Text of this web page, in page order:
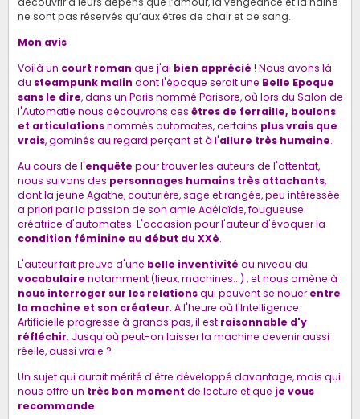
ne sont pas réservés qu’aux êtres de chair et de sang.
Mon avis
Voilà un court roman que j'ai bien apprécié ! Nous avons là
du steampunk malin dont l'époque serait une Belle Epoque
sans le dire, dans un Paris nommé Parisore, où lors du Salon de
l'Automatie nous découvrons ces êtres de ferraille, boulons
et articulationsnommés automates, certains plus vrais que
vrais, gominés au regard perçant et à l'allure très humaine.
Au cours de l'enquête pour trouver les auteurs de l'attentat,
nous suivons des personnages humains très attachants,
dont la jeune Agathe, couturière, sage et rangée, peu intéressée
a priori par la passion de son amie Adélaïde, fougueuse
créatrice d'automates. L'occasion pour l'auteur d'évoquer la
condition féminine au début du XXè.
L'auteur fait preuve d'une belle inventivité au niveau du
vocabulaire notamment (lieux, machines...) , et nous amène à
nous interroger sur les relationsqui peuvent se nouerentre
la machine et son créateur. A l'heure où l'Intelligence
Artificielle progresse à grands pas, il est raisonnable d'y
réfléchir. Jusqu'où peut-on laisser la machine devenir aussi
réelle, aussi vraie ?
Un sujet qui aurait mérité d'être développé davantage, mais qui
nous offre un très bon moment de lecture et que je vous
recommande.